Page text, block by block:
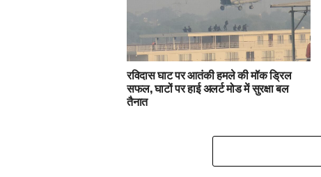
रविदास घाट पर आतंकी हमले की मॉक ड्रिल
सफल, घाटों पर हाई अलर्ट मोड में सुरक्षा बल
तैनात